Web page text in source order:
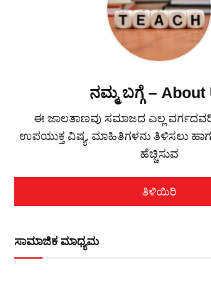
ನಮ್ಮ ಬಗ್ಗೆ – About
ಈ ಜಾಲತಾಣವು ಸಮಾಜದ ಎಲ್ಲ
ಉಪಯುಕ್ತ ವಿಷ್ಯ, ಮಾಹಿತಿಗಳನು ತಿಳಿಸಲು ಹಾಗು
ಹೆಚ್ಚಿಸುವ
ತಿಳಿಯಿರಿ
ಸಾಮಾಜಿಕ ಮಾಧ್ಯಮ